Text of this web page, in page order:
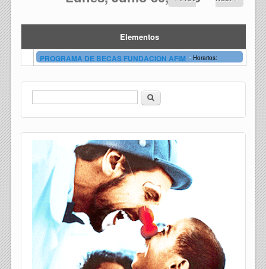
Elementos
PROGRAMA DE BECAS FUNDACION AFIM - Horarios:
Formulario de búsqueda
Buscar